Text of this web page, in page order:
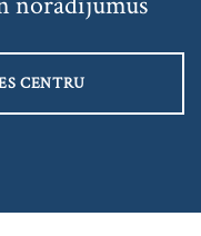
CENTRU